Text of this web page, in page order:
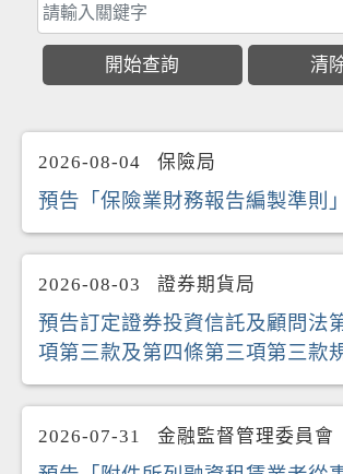
2026-08-04 保險局
預告「保險業財務報告編製準則」
2026-08-03 證券期貨局
預告訂定證券投資信託及顧問法
項第三款及第四條第三項第三款
2026-07-31 金融監督管理委員會